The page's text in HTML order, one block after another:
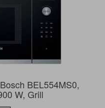
BEL554MS0,
W, Grill